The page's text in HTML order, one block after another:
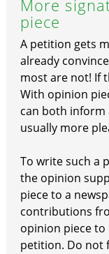
More
piece
A petition gets
already
most are not! If
With opinion
can both inform
usually more
To write such a
the opinion
piece to a
contributions
opinion piece
petition. Do not